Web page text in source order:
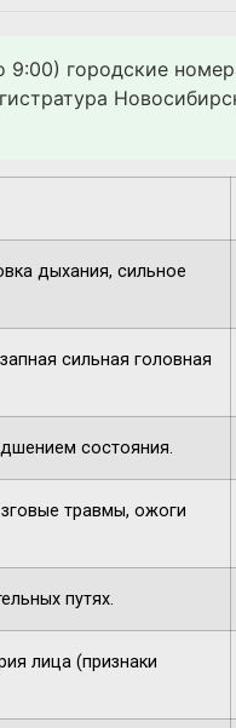
9:00) городские
дыхания, сильное
сильная головная
состояния.
травмы, ожоги
путях.
лица (признаки